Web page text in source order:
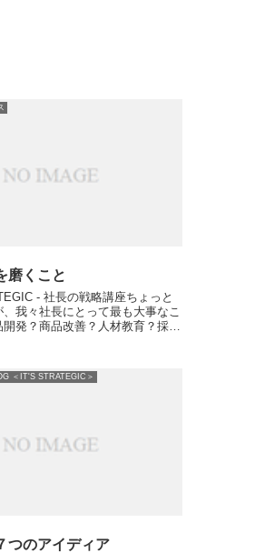
磨くこと
- 社長の戦略講座ちょっと
我々社長にとって最も大事なこ
開発？商品改善？人材教育？採
＜IT'S STRATEGIC＞
つのアイディア